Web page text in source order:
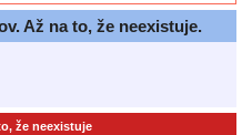
Až na to, že neexistuje.
že neexistuje